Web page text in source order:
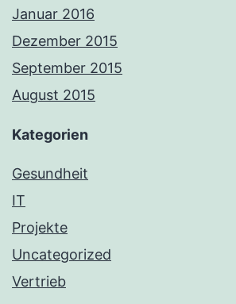
Januar 2016
Dezember 2015
September 2015
August 2015
Kategorien
Gesundheit
IT
Projekte
Uncategorized
Vertrieb